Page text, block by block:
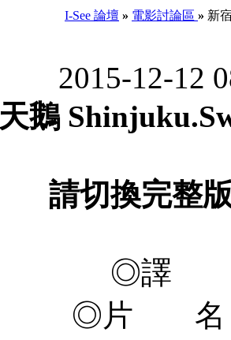
I-See 論壇 » 電影討論區 » 新
2015-12-12
鵝
請切換完整
◎譯
◎片 名